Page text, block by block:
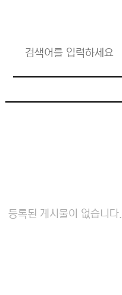
등록된 게시물이 없습니다.